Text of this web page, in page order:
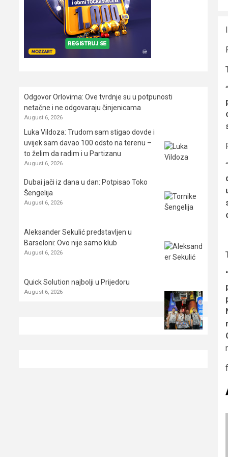
“
“
Odgovor Orlovima: ​Ove tvrdnje su u potpunosti
netačne i ne odgovaraju činjenicama
August 6, 2026
Luka Vildoza: Trudom sam stigao dovde i
uvijek sam davao 100 odsto na terenu –
to želim da radim i u Partizanu
August 6, 2026
Dubai jači iz dana u dan: Potpisao Toko
Šengelija
August 6, 2026
Aleksander Sekulić predstavljen u
Barseloni: Ovo nije samo klub
August 6, 2026
Quick Solution najbolji u Prijedoru
August 6, 2026